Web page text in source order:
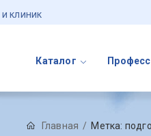
клиник
Каталог
Главная Метка: